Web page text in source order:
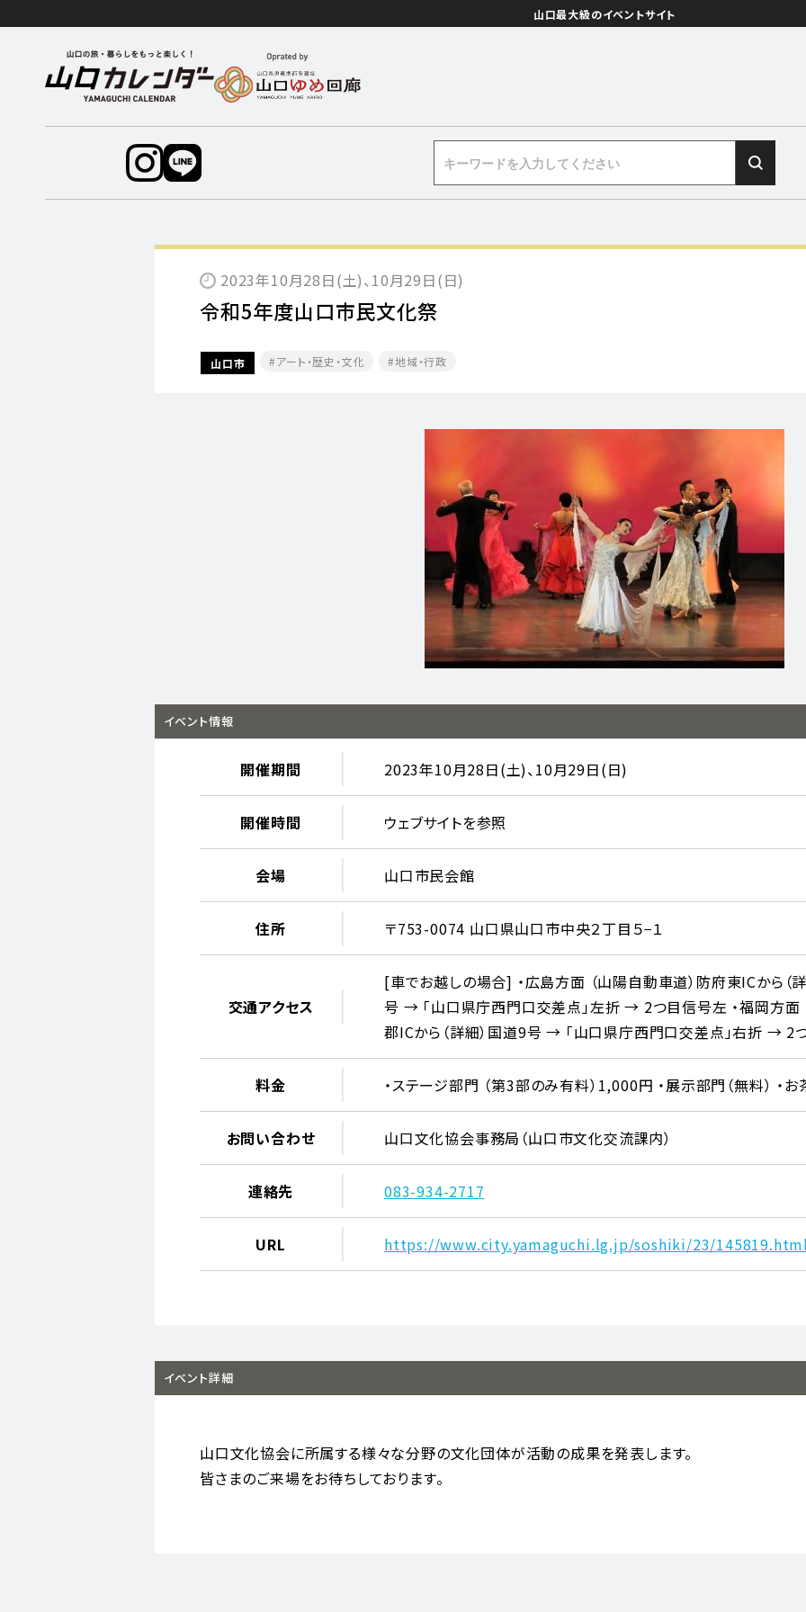
山口最大級のイベントサイト
2023年10月28日(土)、10月29日(日)
令和5年度山口市民文化祭
山口市 アート・歴史・文化 地域・行政
イベント情報
開催期間 2023年10月28日(土)、10月29日(日)
開催時間 ウェブサイトを参照
会場 山口市民会館
住所 〒753-0074 山口県山口市中央２丁目５−１
交通アクセス
[車でお越しの場合] ・広島方面 （山陽自動車道）防府東ICから
号 → 「山口県庁西門口交差点」左折 → 2つ目信号左 ・福岡方面
郡ICから（詳細）国道9号 → 「山口県庁西門口交差点」右折 → 2
料金 ・ステージ部門 （第3部のみ有料）1,000円 ・展示部門（無料） ・
お問い合わせ 山口文化協会事務局（山口市文化交流課内）
連絡先 083-934-2717
URL https://www.city.yamaguchi.lg.jp/soshiki/23/
イベント詳細
山口文化協会に所属する様々な分野の文化団体が活動の成果を発表します。
皆さまのご来場をお待ちしております。